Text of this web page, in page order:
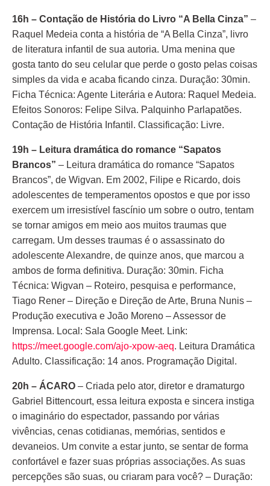
16h – Contação de História do Livro “A Bella Cinza” –
Raquel Medeia conta a história de “A Bella Cinza”, livro
de literatura infantil de sua autoria. Uma menina que
gosta tanto do seu celular que perde o gosto pelas coisas
simples da vida e acaba ficando cinza. Duração: 30min.
Ficha Técnica: Agente Literária e Autora: Raquel Medeia.
Efeitos Sonoros: Felipe Silva. Palquinho Parlapatões.
Contação de História Infantil. Classificação: Livre.
19h – Leitura dramática do romance “Sapatos
Brancos” – Leitura dramática do romance “Sapatos
Brancos”, de Wigvan. Em 2002, Filipe e Ricardo, dois
adolescentes de temperamentos opostos e que por isso
exercem um irresistível fascínio um sobre o outro, tentam
se tornar amigos em meio aos muitos traumas que
carregam. Um desses traumas é o assassinato do
adolescente Alexandre, de quinze anos, que marcou a
ambos de forma definitiva. Duração: 30min. Ficha
Técnica: Wigvan – Roteiro, pesquisa e performance,
Tiago Rener – Direção e Direção de Arte, Bruna Nunis –
Produção executiva e João Moreno – Assessor de
Imprensa. Local: Sala Google Meet. Link:
https://meet.google.com/ajo-xpow-aeq. Leitura Dramática
Adulto. Classificação: 14 anos. Programação Digital.
20h – ÁCARO – Criada pelo ator, diretor e dramaturgo
Gabriel Bittencourt, essa leitura exposta e sincera instiga
o imaginário do espectador, passando por várias
vivências, cenas cotidianas, memórias, sentidos e
devaneios. Um convite a estar junto, se sentar de forma
confortável e fazer suas próprias associações. As suas
percepções são suas, ou criaram para você? – Duração: